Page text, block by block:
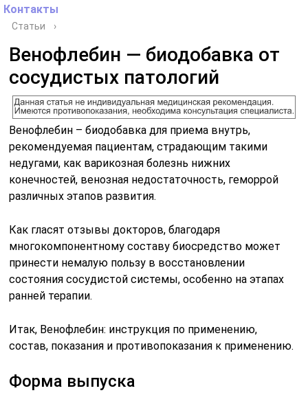
Контакты
Статьи ›
Венофлебин — биодобавка от
сосудистых патологий
Венофлебин – биодобавка для приема внутрь,
рекомендуемая пациентам, страдающим такими
недугами, как варикозная болезнь нижних
конечностей, венозная недостаточность, геморрой
различных этапов развития.
Как гласят отзывы докторов, благодаря
многокомпонентному составу биосредство может
принести немалую пользу в восстановлении
состояния сосудистой системы, особенно на этапах
ранней терапии.
Итак, Венофлебин: инструкция по применению,
состав, показания и противопоказания к применению.
Форма выпуска